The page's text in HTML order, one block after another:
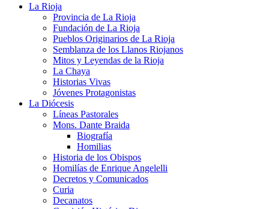
La Rioja
Provincia de La Rioja
Fundación de La Rioja
Pueblos Originarios de La Rioja
Semblanza de los Llanos Riojanos
Mitos y Leyendas de la Rioja
La Chaya
Historias Vivas
Jóvenes Protagonistas
La Diócesis
Líneas Pastorales
Mons. Dante Braida
Biografía
Homilias
Historia de los Obispos
Homilías de Enrique Angelelli
Decretos y Comunicados
Curia
Decanatos